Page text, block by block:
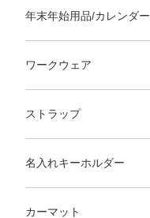
年末年始用品/カレンダー
ワークウェア
ストラップ
名入れキーホルダー
カーマット